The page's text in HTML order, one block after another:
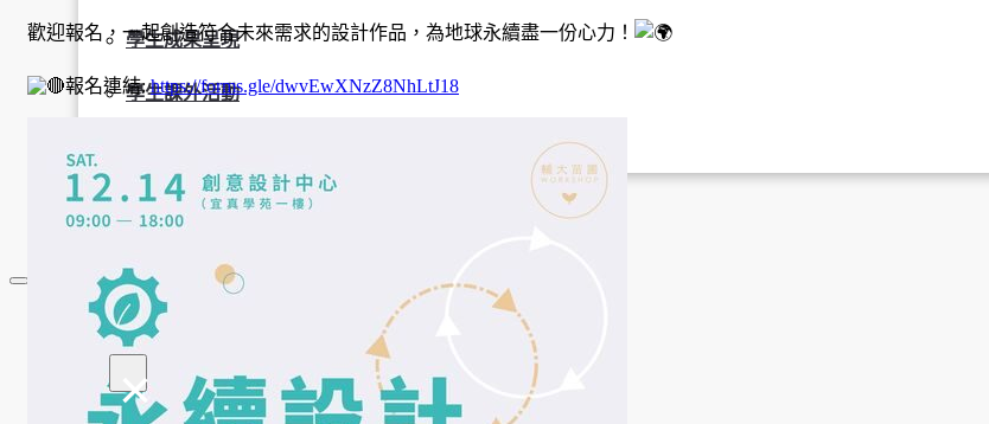
×
學生成果呈現
學生課外活動
規章表格
相關連結
最新消息
系所公告
招生
活動
歡迎報名，一起創造符合未來需求的設計作品，為地球永續盡一份心力！
報名連結:https://forms.gle/dwvEwXNzZ8NhLtJ18